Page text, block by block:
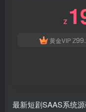
Z
黄金VIPZ
最新短剧SAAS系统